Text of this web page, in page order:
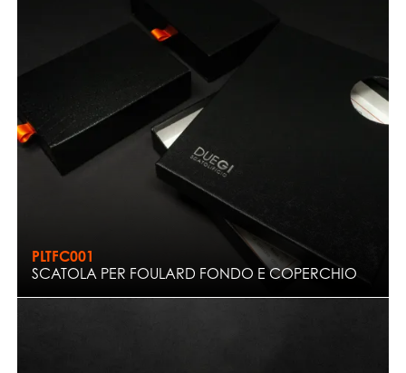
PLTFC001
SCATOLA PER FOULARD FONDO E COPERCHIO